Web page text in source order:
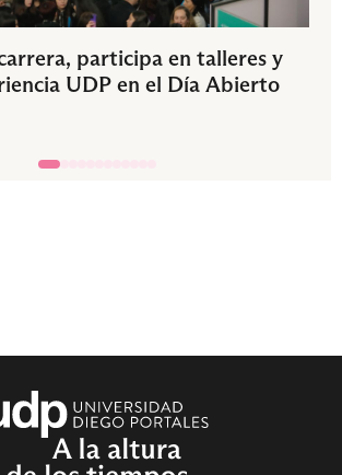
participa en talleres y
UDP en el Día Abierto